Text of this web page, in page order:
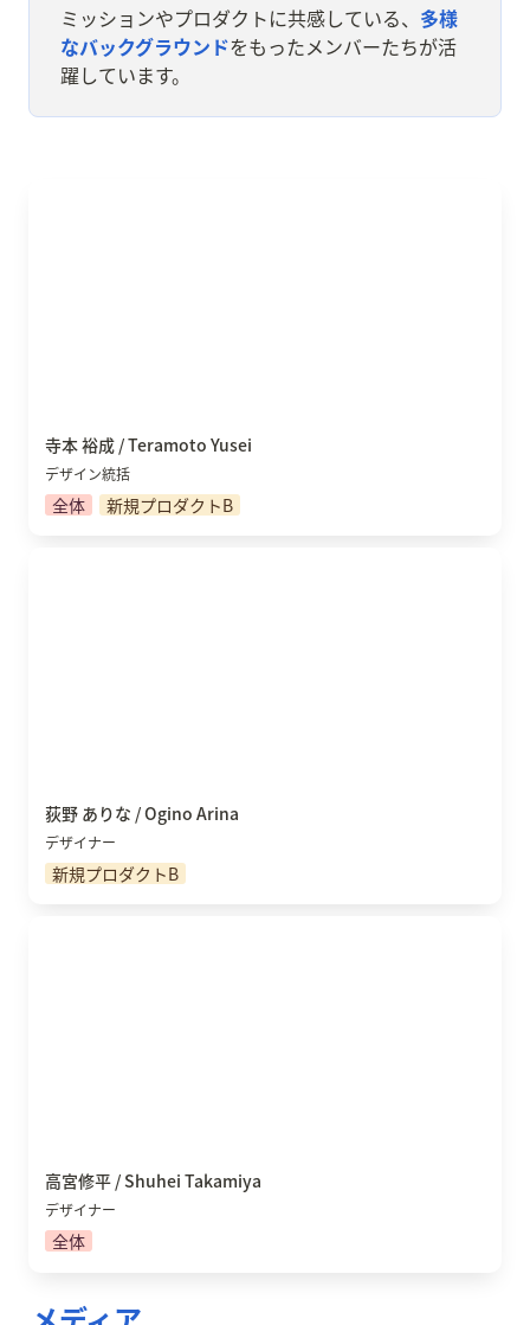
ミッションやプロダクトに共感している、 多様
なバックグラウンドをもったメンバーたちが活
躍しています。
寺本 裕成 / Teramoto Yusei
デザイン統括
全体 新規プロダクトB
荻野 ありな / Ogino Arina
デザイナー
新規プロダクトB
高宮修平 / Shuhei Takamiya
デザイナー
全体